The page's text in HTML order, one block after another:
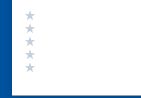
Valutazione